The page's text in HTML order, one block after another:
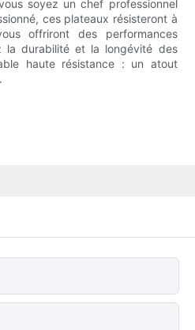
soyez un chef professionnel
ces plateaux résisteront à
offriront des performances
la durabilité et la longévité des
haute résistance : un atout